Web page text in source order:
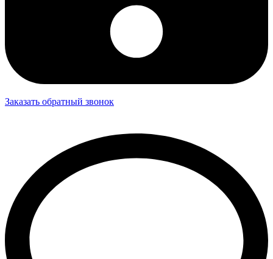
Заказать обратный звонок